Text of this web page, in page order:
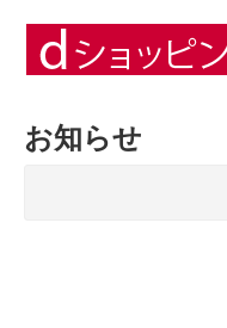
お知らせ